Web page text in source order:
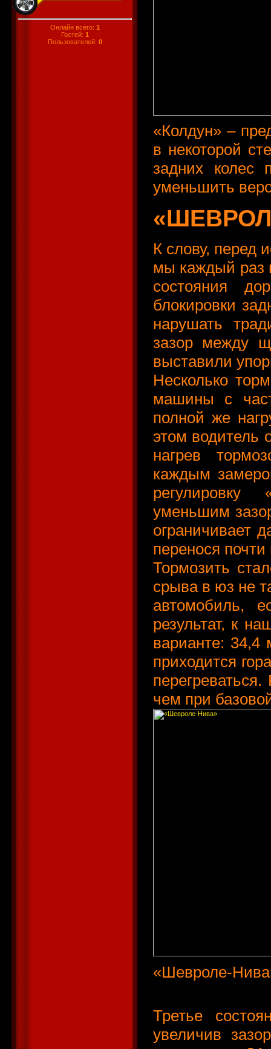
Онлайн всего: 1
Гостей: 1
Пользователей: 0
«Колдун» –
в некоторой
задних
уменьшить
К слову, перед
мы каждый раз
состояния
блокировки
нарушать
зазор между
выставили
Несколько
машины с
полной же
этом водитель
нагрев
каждым
уменьшим
ограничивает
перенося
Тормозить
срыва в юз не
автомобиль,
результат, к
варианте: 34,4
приходится
чем при
«Шевроле-
Третье
увеличив